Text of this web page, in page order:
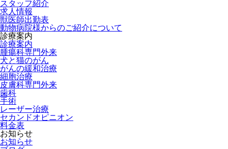
スタッフ紹介
求人情報
獣医師出勤表
動物病院様からのご紹介について
診療案内
診療案内
腫瘍科専門外来
犬と猫のがん
がんの緩和治療
細胞治療
皮膚科専門外来
歯科
手術
レーザー治療
セカンドオピニオン
料金表
お知らせ
お知らせ